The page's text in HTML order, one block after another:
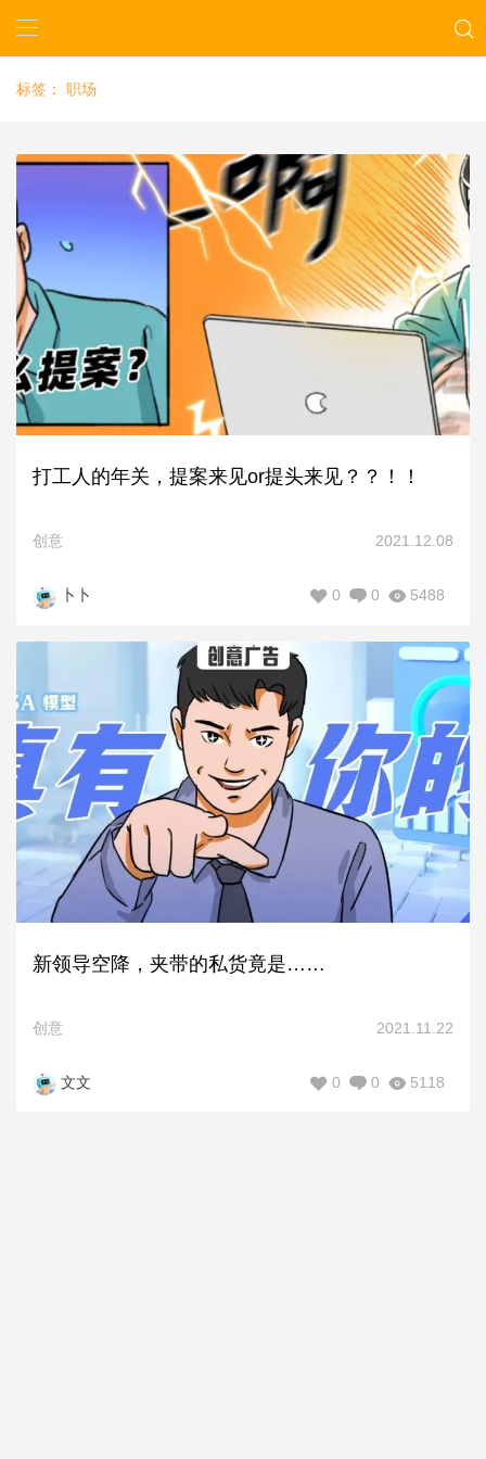
标签： 职场
打工人的年关，提案来见or提头来见？？！！
创意 2021.12.08
卜卜 5488
0
0
新领导空降，夹带的私货竟是……
创意 2021.11.22
文文 5118
0
0